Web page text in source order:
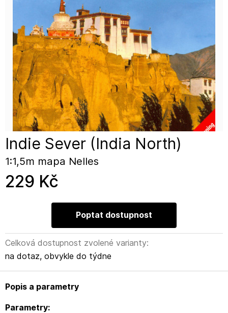
Indie Sever (India North)
1:1,5m mapa Nelles
229 Kč
Poptat dostupnost
Celková dostupnost zvolené varianty:
na dotaz, obvykle do týdne
Popis a parametry
Parametry: